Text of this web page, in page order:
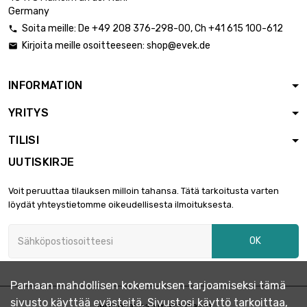
: 51.31mm
Germany
 Soita meille: De +49 208 376-298-00, Ch +41 615 100-612
 Kirjoita meille osoitteeseen: shop@evek.de
INFORMATION
YRITYS
TILISI
UUTISKIRJE
Voit peruuttaa tilauksen milloin tahansa. Tätä tarkoitusta varten
löydät yhteystietomme oikeudellisesta ilmoituksesta.
OK
Parhaan mahdollisen kokemuksen tarjoamiseksi tämä
sivusto käyttää evästeitä. Sivustosi käyttö tarkoittaa,